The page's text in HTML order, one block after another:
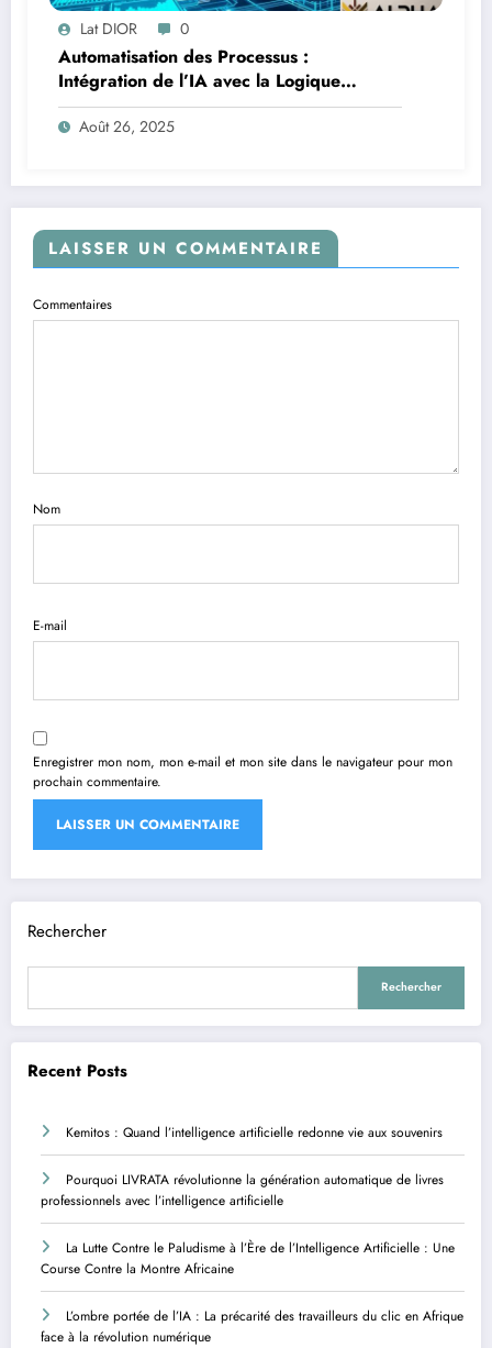
Lat DIOR 0
Automatisation des Processus :
Intégration de l’IA avec la Logique
Temporelle
Août 26, 2025
LAISSER UN COMMENTAIRE
Commentaires
Nom
E-mail
Enregistrer mon nom, mon e-mail et mon site dans le navigateur pour mon
prochain commentaire.
Rechercher
Rechercher
Recent Posts
Kemitos : Quand l’intelligence artificielle redonne vie aux souvenirs
Pourquoi LIVRATA révolutionne la génération automatique de livres
professionnels avec l’intelligence artificielle
La Lutte Contre le Paludisme à l’Ère de l’Intelligence Artificielle : Une
Course Contre la Montre Africaine
L’ombre portée de l’IA : La précarité des travailleurs du clic en Afrique
face à la révolution numérique